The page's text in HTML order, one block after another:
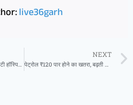
live36garh
बसना के अग्रवाल मल्टीस्पेशलिटी हॉस्पिटल में कल लगेगा विशाल नेत्र रोग शिविर, रायपुर के प्रसिद्ध विशेषज्ञ देंगे सेवाएं
NEXT
पेट्रोल ₹120 पार होने का खतरा, बढ़ती कीमतों से आम जनता और किसानों की टूटेगी कमर: डॉ. शिवकुमार डहरिया